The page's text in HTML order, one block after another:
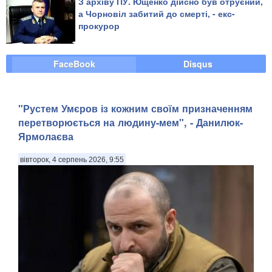
а Чорновіл забитий до смерті, - екс-
прокурор
FaceBook Disqus
"Рустем Умєров із кожним своїм призначенням
перетворюється на людину-мем", - Данилюк-
Ярмолаєва
вівторок, 4 серпень 2026, 9:55